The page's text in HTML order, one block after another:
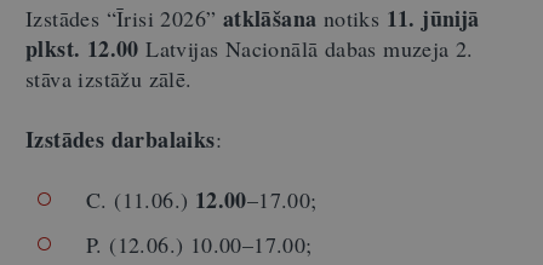
Izstādes “Īrisi 2026” atklāšana notiks 11. jūnijā
plkst. 12.00 Latvijas Nacionālā dabas muzeja 2.
stāva izstāžu zālē.
Izstādes darbalaiks:
C. (11.06.) 12.00–17.00;
P. (12.06.) 10.00–17.00;